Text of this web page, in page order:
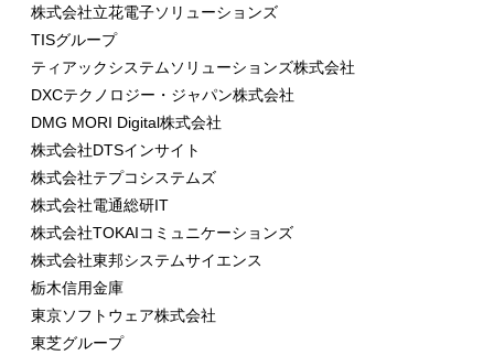
株式会社立花電子ソリューションズ
TISグループ
ティアックシステムソリューションズ株式会社
DXCテクノロジー・ジャパン株式会社
DMG MORI Digital株式会社
株式会社DTSインサイト
株式会社テプコシステムズ
株式会社電通総研IT
株式会社TOKAIコミュニケーションズ
株式会社東邦システムサイエンス
栃木信用金庫
東京ソフトウェア株式会社
東芝グループ